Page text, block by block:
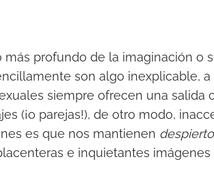
más profundo de la imaginación o
son algo inexplicable, a
siempre ofrecen una salida
(¡o parejas!), de otro modo,
es que nos mantienen
e inquietantes